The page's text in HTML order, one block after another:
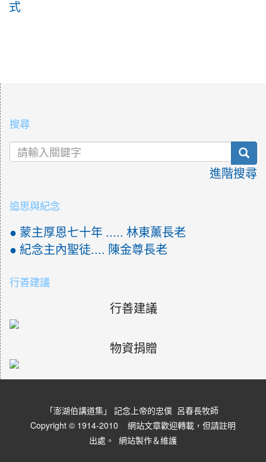
式
搜尋
進階搜尋
追思與紀念
● 蒙主厚恩七十年 ..... 林東薰長老
● 紀念主內聖徒.... 陳金尊長老
行善建議
行善建議
物資捐贈
「澎湖伯講道集」 記念上帝的忠僕 呂春長牧師
Copyright © 1914-2010 網站文章歡迎轉載，但請註明
出處。
網站製作＆維護